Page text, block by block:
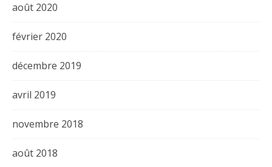
août 2020
février 2020
décembre 2019
avril 2019
novembre 2018
août 2018